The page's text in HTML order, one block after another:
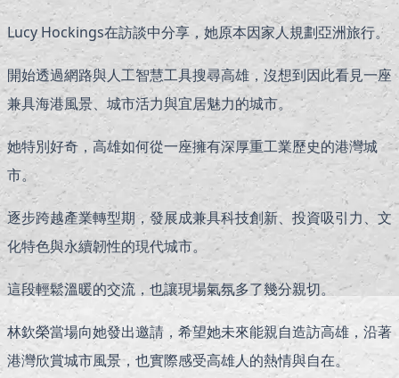
Lucy Hockings在訪談中分享，她原本因家人規劃亞洲旅行。
開始透過網路與人工智慧工具搜尋高雄，沒想到因此看見一座
兼具海港風景、城市活力與宜居魅力的城市。
她特別好奇，高雄如何從一座擁有深厚重工業歷史的港灣城
市。
逐步跨越產業轉型期，發展成兼具科技創新、投資吸引力、文
化特色與永續韌性的現代城市。
這段輕鬆溫暖的交流，也讓現場氣氛多了幾分親切。
林欽榮當場向她發出邀請，希望她未來能親自造訪高雄，沿著
港灣欣賞城市風景，也實際感受高雄人的熱情與自在。